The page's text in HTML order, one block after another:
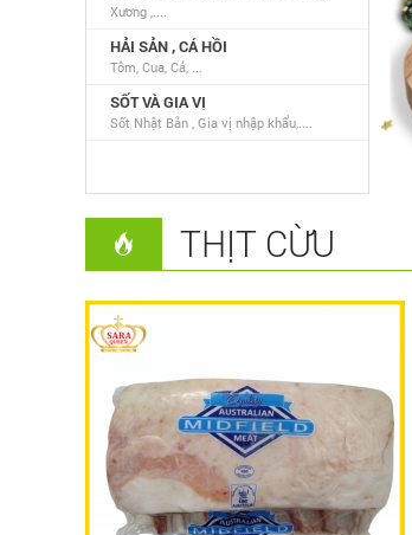
Xương ,....
HẢI SẢN , CÁ HỒI
Tôm, Cua, Cá, ...
SỐT VÀ GIA VỊ
Sốt Nhật Bản , Gia vị nhập khẩu,....
THỊT CỪU